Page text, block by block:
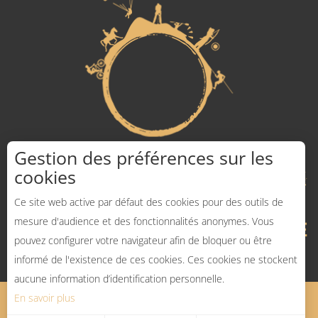
Mentions légales
Gestion des préférences sur les
cookies
Ce site web active par défaut des cookies pour des outils de
mesure d'audience et des fonctionnalités anonymes. Vous
pouvez configurer votre navigateur afin de bloquer ou être
informé de l'existence de ces cookies. Ces cookies ne stockent
aucune information d’identification personnelle.
En savoir plus